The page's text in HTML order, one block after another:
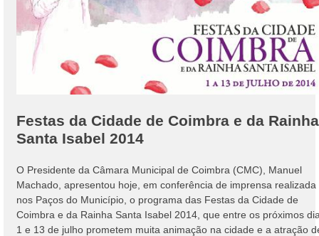
Festas da Cidade de Coimbra e da Rainha
Santa Isabel 2014
O Presidente da Câmara Municipal de Coimbra (CMC), Manuel
Machado, apresentou hoje, em conferência de imprensa realizada
nos Paços do Município, o programa das Festas da Cidade de
Coimbra e da Rainha Santa Isabel 2014, que entre os próximos
1 e 13 de julho prometem muita animação na cidade e a atração